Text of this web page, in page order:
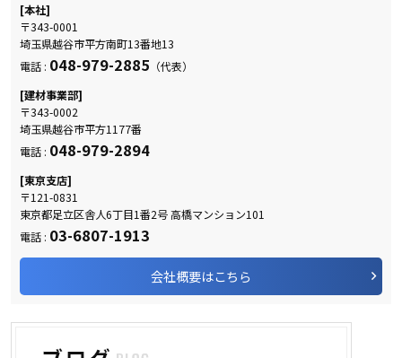
[本社]
〒343-0001
埼玉県越谷市平方南町13番地13
電話 : 048-979-2885 （代表）
[建材事業部]
〒343-0002
埼玉県越谷市平方1177番
電話 : 048-979-2894
[東京支店]
〒121-0831
東京都足立区舎人6丁目1番2号 高橋マンション101
電話 : 03-6807-1913
会社概要はこちら